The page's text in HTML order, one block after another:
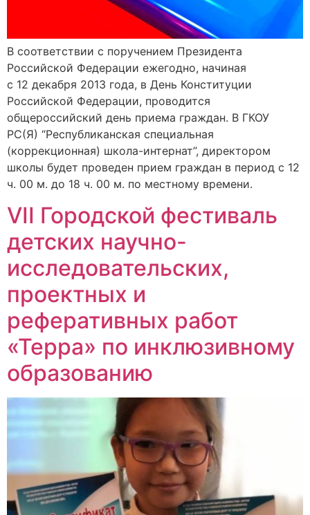
В соответствии с поручением Президента
Российской Федерации ежегодно, начиная
с 12 декабря 2013 года, в День Конституции
Российской Федерации, проводится
общероссийский день приема граждан. В ГКОУ
РС(Я) “Республиканская специальная
(коррекционная) школа-интернат”, директором
школы будет проведен прием граждан в период с 12
ч. 00 м. до 18 ч. 00 м. по местному времени.
VII Городской фестиваль
детских научно-
исследовательских,
проектных и
реферативных работ
«Терра» по инклюзивному
образованию